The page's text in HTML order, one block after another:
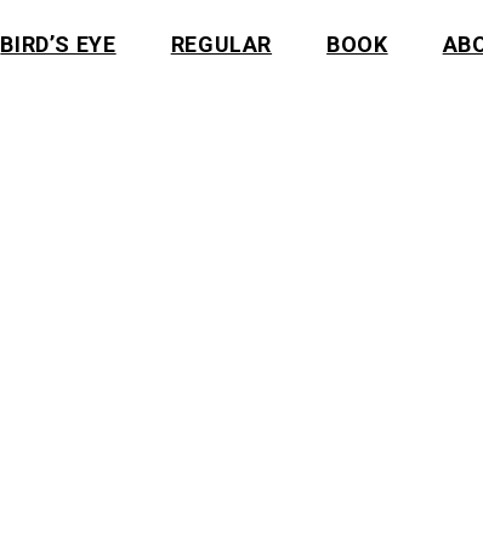
BIRD’S EYE REGULAR BOOK